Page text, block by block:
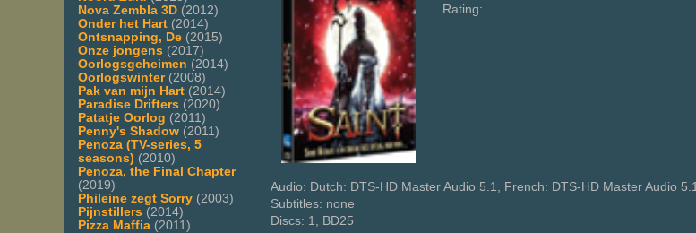
Nova Zembla 3D (2012)
Onder het Hart (2014)
Ontsnapping, De (2015)
Onze jongens (2017)
Oorlogsgeheimen (2014)
Oorlogswinter(2008)
Pak van mijn Hart (2014)
Paradise Drifters (2020)
Patatje Oorlog (2011)
Penny's Shadow (2011)
Penoza (TV-series, 5
seasons) (2010)
Penoza, the Final Chapter
(2019)
Phileine zegt Sorry (2003)
Pijnstillers (2014)
Pizza Maffia (2011)
Rating:
Audio: Dutch: DTS-HD Master Audio 5.1, French: DTS-HD Master Audio 5.1
Subtitles: none
Discs: 1, BD25